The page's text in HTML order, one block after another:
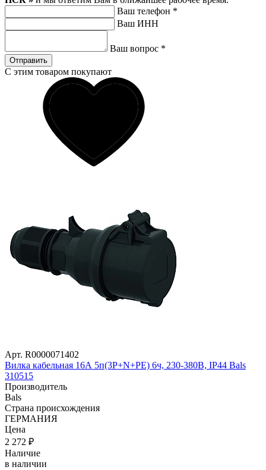
Ваш телефон *
Ваш ИНН
Ваш вопрос *
Отправить
С этим товаром покупают
Арт. R0000071402
Вилка кабельная 16А 5п(3Р+N+PE) 6ч, 230-380В, IP44 Bals
310515
Производитель
Bals
Страна происхождения
ГЕРМАНИЯ
Цена
2 272 ₽
Наличие
в наличии